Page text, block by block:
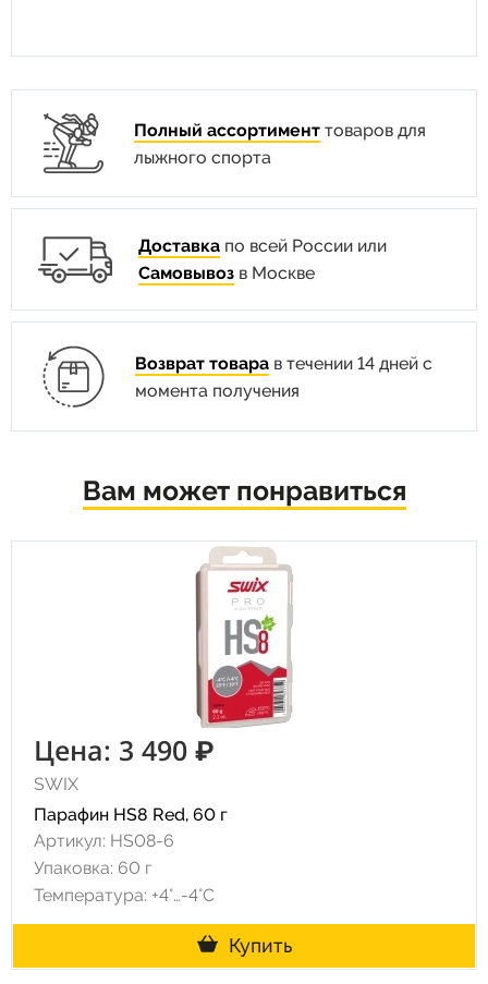
Полный ассортимент товаров для
лыжного спорта
Доставка по всей России или
Самовывоз в Москве
Возврат товарав течении 14 дней с
момента получения
Вам может понравиться
Цена: 3 490 ₽
SWIX
Парафин HS8 Red, 60 г
Артикул: HS08-6
Упаковка: 60 г
Температура: +4°…-4°C
Купить